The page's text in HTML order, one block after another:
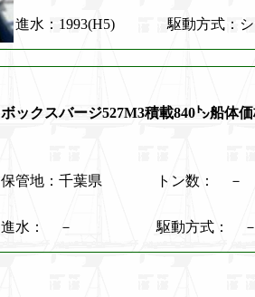
進水：1993(H5) 駆動方式：
ボックスバージ527M3積載840㌧船体
保管地：千葉県 トン数： －
進水： － 駆動方式：